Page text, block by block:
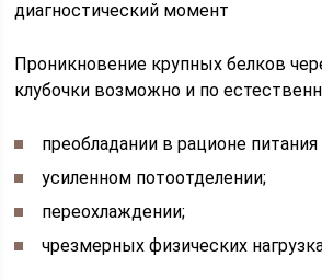
диагностический момент
Проникновение крупных белков
клубочки возможно и по
преобладании в рационе
усиленном потоотделении;
переохлаждении;
чрезмерных физических